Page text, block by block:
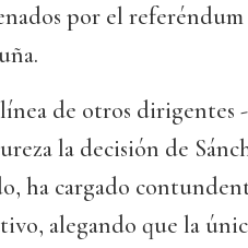
por el
de otros dirigentes
la decisión de
ha cargado
alegando que la